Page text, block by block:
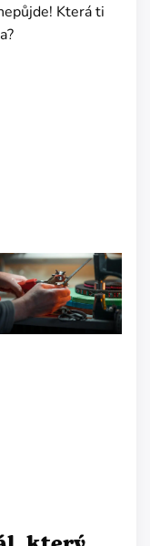
Která ti